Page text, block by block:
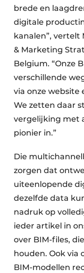
brede en
digitale
kanalen”, vertelt
& Marketing
Belgium. “Onze
verschillende
via onze website
We zetten daar
vergelijking met
pionier in.”
Die
zorgen dat
uiteenlopende
dezelfde data
nadruk op
ieder artikel in
over BIM-files,
houden. Ook via
BIM-modellen